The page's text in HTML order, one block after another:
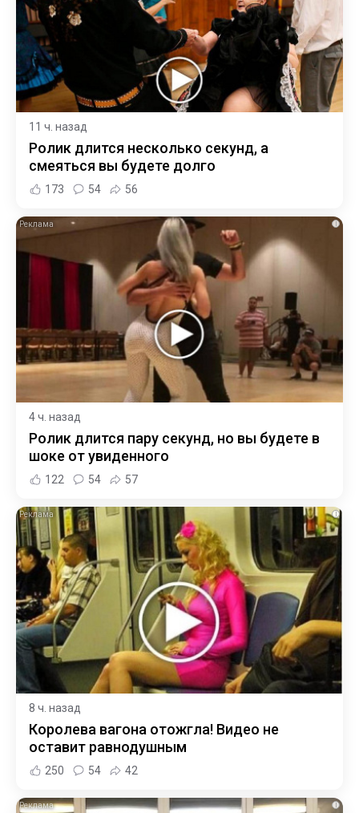
11 ч. назад
Ролик длится несколько секунд, а
смеяться вы будете долго
173 54 56
i
4 ч. назад
Ролик длится пару секунд, но вы будете в
шоке от увиденного
122 54 57
i
8 ч. назад
Королева вагона отожгла! Видео не
оставит равнодушным
250 54 42
i